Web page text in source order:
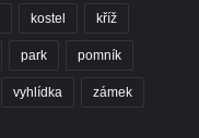
kostel kříž
park pomník
vyhlídka zámek